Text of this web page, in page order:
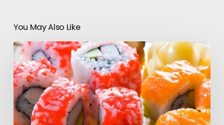
You May Also Like